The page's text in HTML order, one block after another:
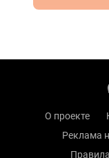
О проекте
Реклама